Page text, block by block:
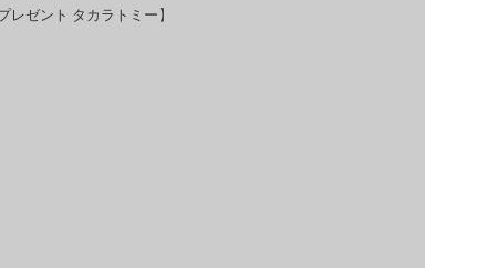
レゼント タカラトミー】